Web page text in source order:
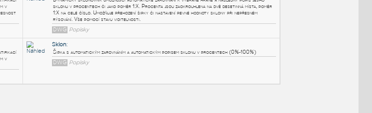
Sklonovnik 1-100% či 1:X ...: